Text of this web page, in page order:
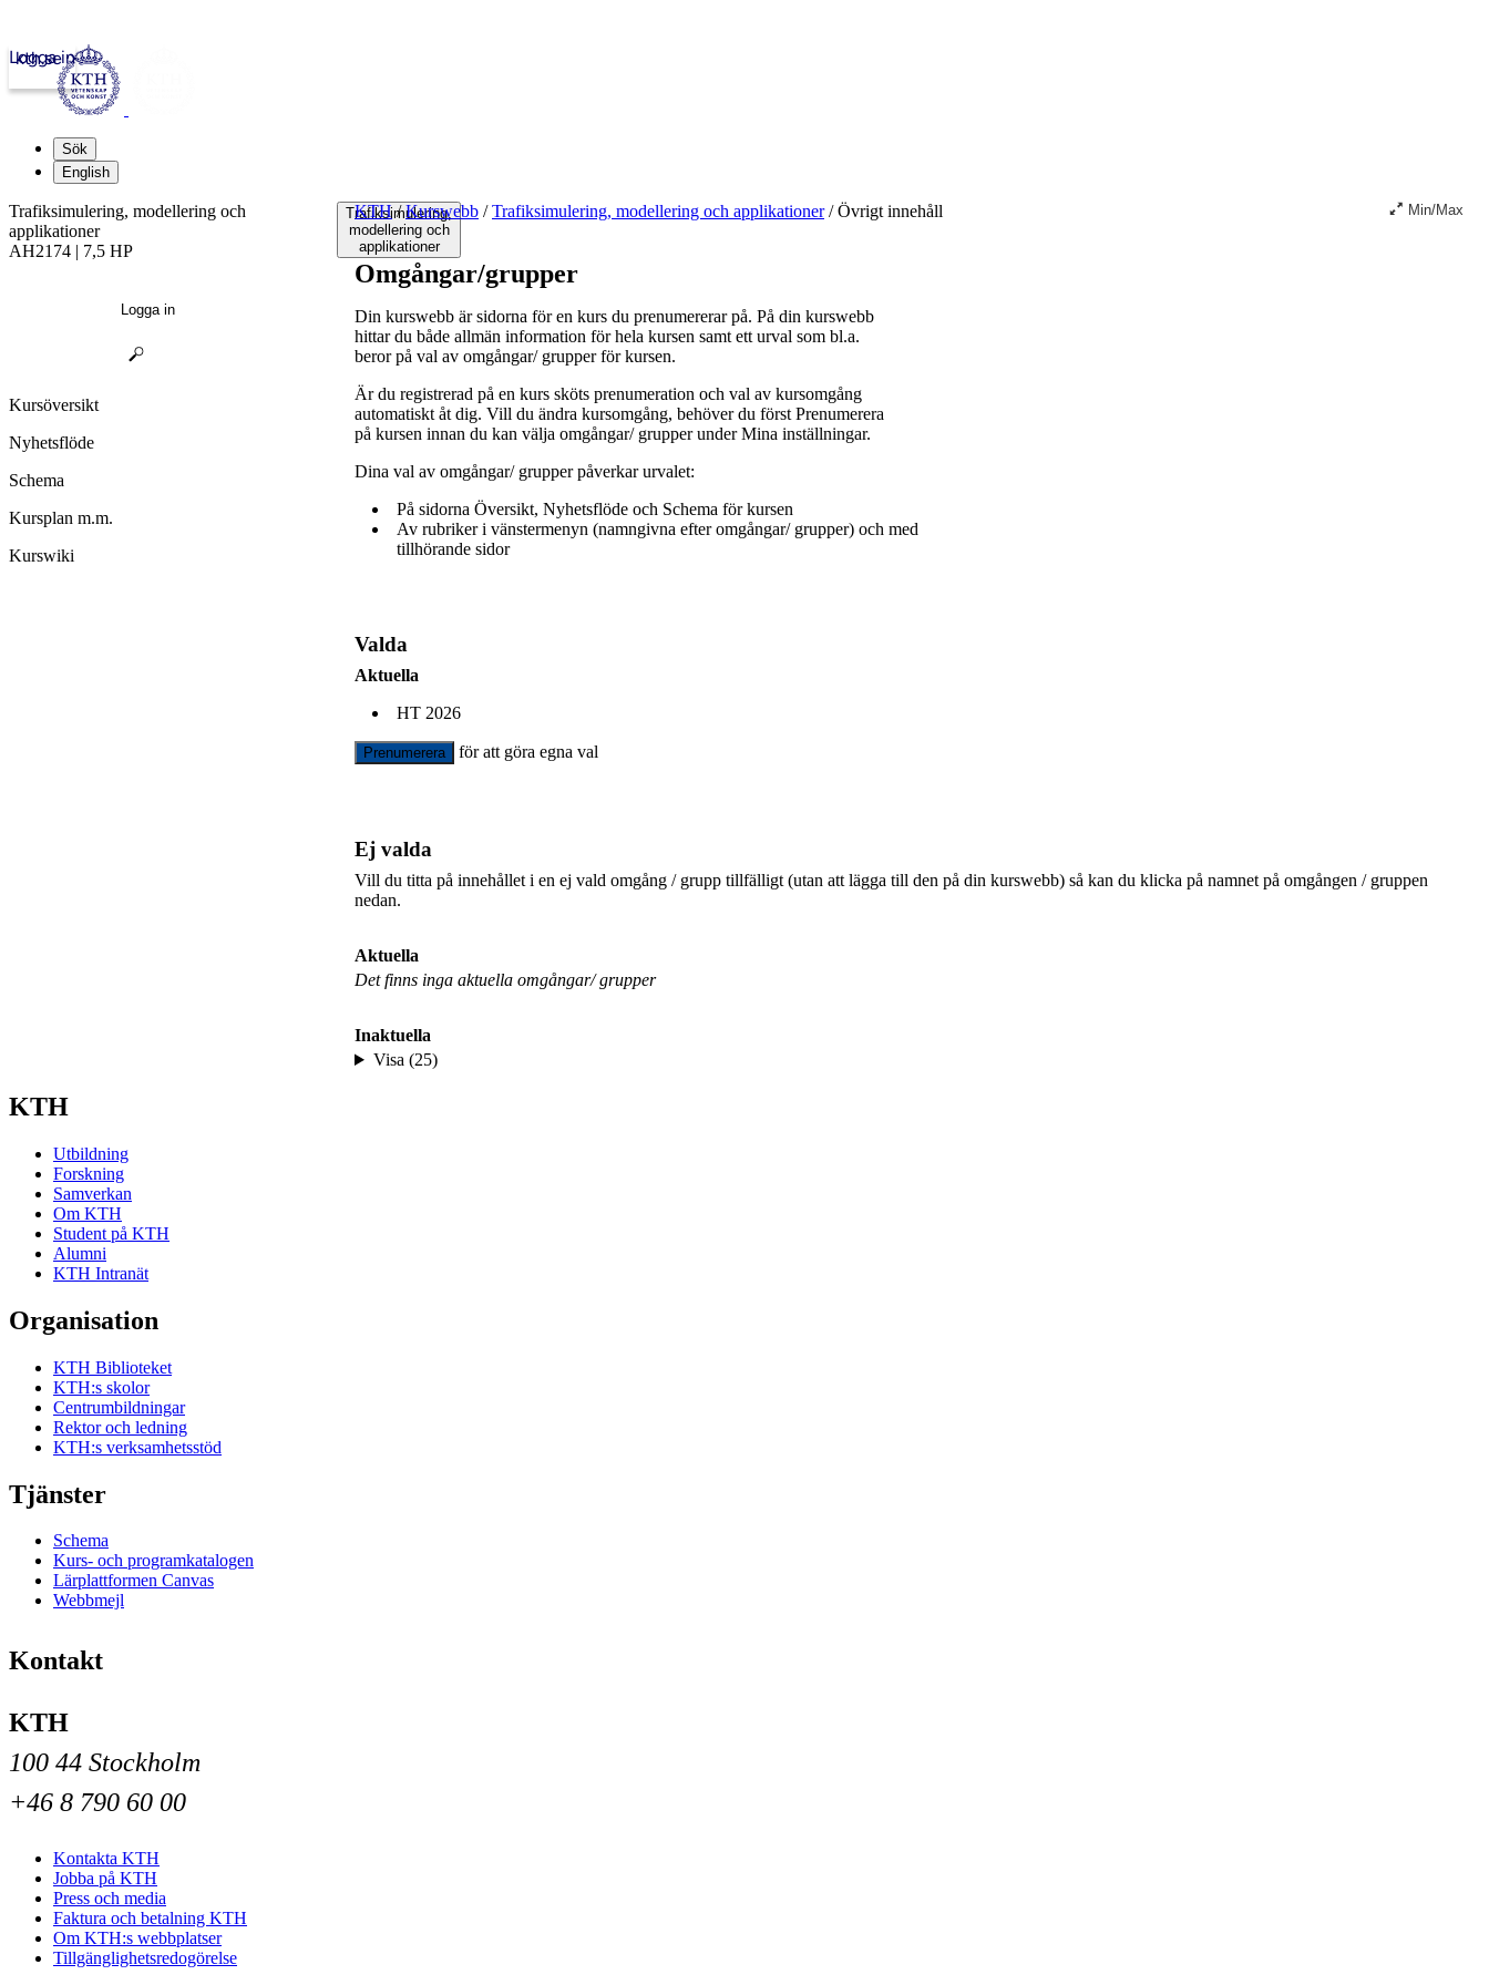
kth.se
Logga in
Sök
English
Trafiksimulering,
modellering och
applikationer
KTH / Kurswebb / Trafiksimulering, modellering och applikationer /Övrigt innehåll Min/Max
Omgångar/grupper
Din kurswebb är sidorna för en kurs du prenumererar på. På din kurswebb
hittar du både allmän information för hela kursen samt ett urval som bl.a.
beror på val av omgångar/ grupper för kursen.
Är du registrerad på en kurs sköts prenumeration och val av kursomgång
automatiskt åt dig. Vill du ändra kursomgång, behöver du först Prenumerera
på kursen innan du kan välja omgångar/ grupper under Mina inställningar.
Dina val av omgångar/ grupper påverkar urvalet:
På sidorna Översikt, Nyhetsflöde och Schema för kursen
Av rubriker i vänstermenyn (namngivna efter omgångar/ grupper) och med
tillhörande sidor
Valda
Aktuella
HT 2026
Prenumerera för att göra egna val
Ej valda
Vill du titta på innehållet i en ej vald omgång / grupp tillfälligt (utan att lägga till den på din kurswebb) så kan du klicka på namnet på omgången / gruppen
nedan.
Aktuella
Det finns inga aktuella omgångar/ grupper
Inaktuella
Visa (25)
Trafiksimulering, modellering och
applikationer
AH2174 | 7,5 HP
Logga in
Kursöversikt
Nyhetsflöde
Schema
Kursplan m.m.
Kurswiki
KTH
Utbildning
Forskning
Samverkan
Om KTH
Student på KTH
Alumni
KTH Intranät
Organisation
KTH Biblioteket
KTH:s skolor
Centrumbildningar
Rektor och ledning
KTH:s verksamhetsstöd
Tjänster
Schema
Kurs- och programkatalogen
Lärplattformen Canvas
Webbmejl
Kontakt
KTH
100 44 Stockholm
+46 8 790 60 00
Kontakta KTH
Jobba på KTH
Press och media
Faktura och betalning KTH
Om KTH:s webbplatser
Tillgänglighetsredogörelse